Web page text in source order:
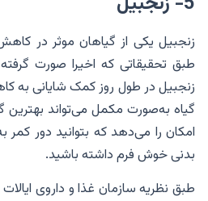
زنجبیل یکی از گیاهان موثر در
زنجبیل در طول روز کمک شایانی
گیاه به‌صورت مکمل می‌تواند
امکان را می‌دهد که بتوانید دور
بدنی خوش فرم داشته باشید.